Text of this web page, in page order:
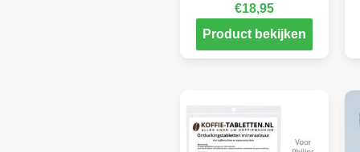
€18,95
Product bekijken